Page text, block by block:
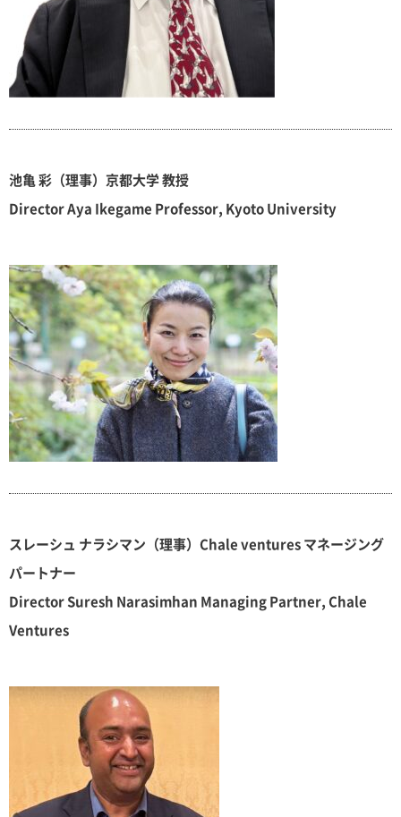
池亀 彩（理事）京都大学 教授
Director Aya Ikegame Professor, Kyoto University
スレーシュ ナラシマン（理事）Chale ventures マネージング
パートナー
Director Suresh Narasimhan Managing Partner, Chale
Ventures